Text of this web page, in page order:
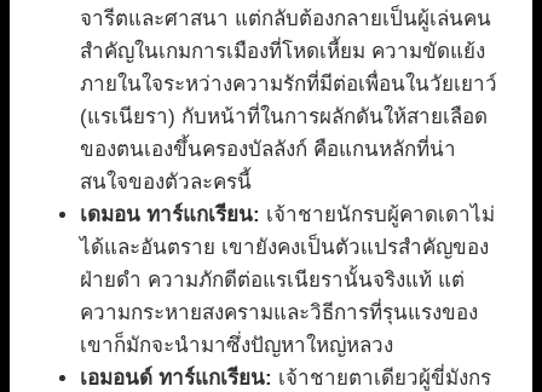
จารีตและศาสนา แต่กลับต้องกลายเป็นผู้เล่นคน
สำคัญในเกมการเมืองที่โหดเหี้ยม ความขัดแย้ง
ภายในใจระหว่างความรักที่มีต่อเพื่อนในวัยเยาว์
(แรเนียรา) กับหน้าที่ในการผลักดันให้สายเลือด
ของตนเองขึ้นครองบัลลังก์ คือแกนหลักที่น่า
สนใจของตัวละครนี้
เดมอน ทาร์แกเรียน: เจ้าชายนักรบผู้คาดเดาไม่
ได้และอันตราย เขายังคงเป็นตัวแปรสำคัญของ
ฝ่ายดำ ความภักดีต่อแรเนียรานั้นจริงแท้ แต่
ความกระหายสงครามและวิธีการที่รุนแรงของ
เขาก็มักจะนำมาซึ่งปัญหาใหญ่หลวง
เอมอนด์ ทาร์แกเรียน: เจ้าชายตาเดียวผู้ขี่มังกร